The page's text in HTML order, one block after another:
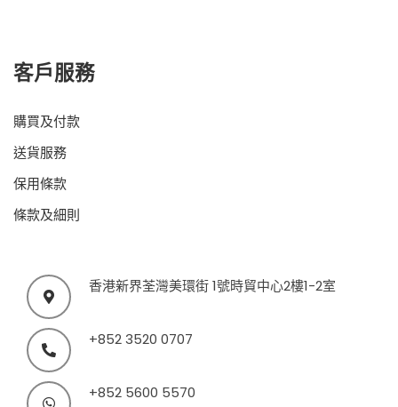
客戶服務
購買及付款
送貨服務
保用條款
條款及細則
香港新界荃灣美環街 1號時貿中心2樓1-2室
+852 3520 0707
+852 5600 5570